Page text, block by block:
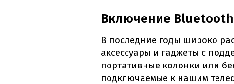
Включение Bluetooth
В последние годы широко
аксессуары и гаджеты с
портативные колонки или
подключаемые к нашим